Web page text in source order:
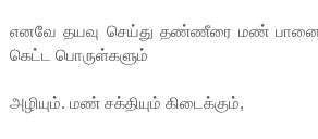
எனவே தயவு செய்து தண்ணீரை மண்
கெட்ட பொருள்களும்
அழியும். மண் சக்தியும் கிடைக்கும்,